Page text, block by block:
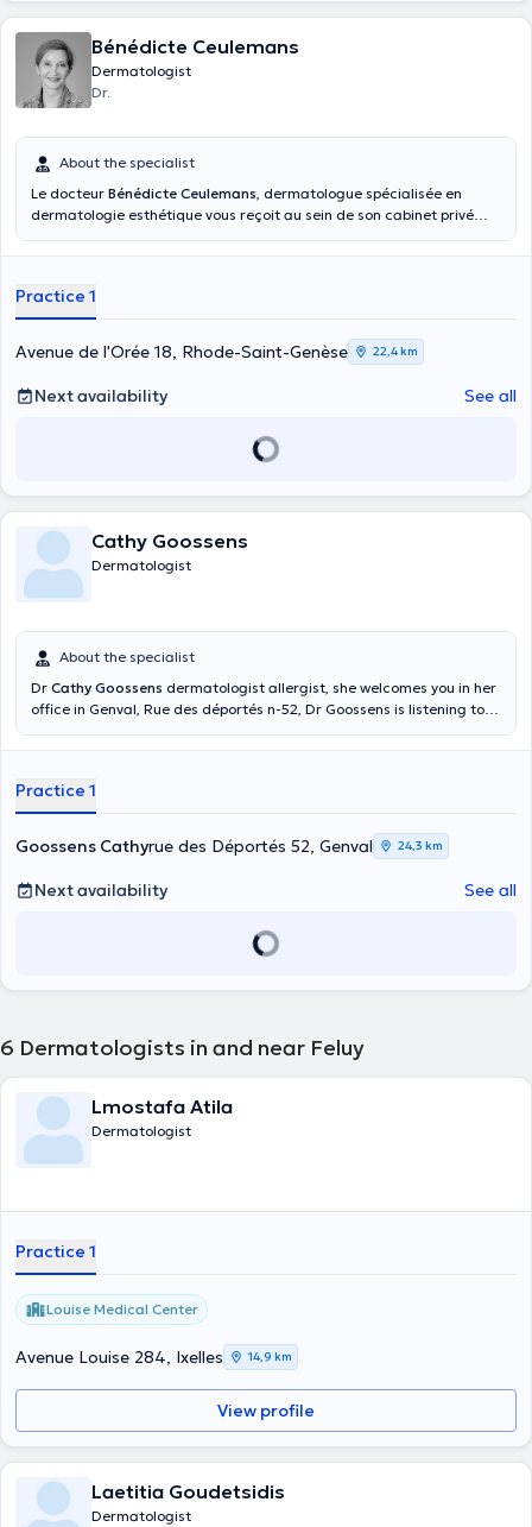
m), Parking Rive Gauche (350 m)). Cabinet difficilement accessible
aux personnes en chaise roulante (une volée d’escaliers puis
ascenseur étroit). Le cabinet ne possède pas de Bancontact,
paiement uniquement en espèces.
Bénédicte Ceulemans
Dermatologist
Dr.
About the specialist
Le docteur Bénédicte Ceulemans, dermatologue spécialisée en
dermatologie esthétique vous reçoit au sein de son cabinet privé
notamment des injections d'acide hyaluronique, toxine botulique
vasculaire.Vous êtes entre de bonnes mains !
Practice 1
Avenue de l'Orée 18, Rhode-Saint-Genèse 22,4 km
Next availability See all
Cathy Goossens
Dermatologist
About the specialist
Dr Cathy Goossens dermatologist allergist, she welcomes you in her
office in Genval, Rue des déportés n-52, Dr Goossens is listening to
phytotherapy and small surgeries.
Practice 1
Goossens Cathyrue des Déportés 52, Genval 24,3 km
Next availability See all
6 Dermatologists in and near Feluy
Lmostafa Atila
Dermatologist
Practice 1
Louise Medical Center
Avenue Louise 284, Ixelles 14,9 km
View profile
Laetitia Goudetsidis
Dermatologist